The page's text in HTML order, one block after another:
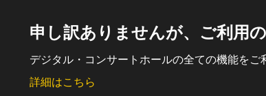
申し訳ありませんが、ご利用
デジタル・コンサートホールの全ての機能をご
詳細はこちら